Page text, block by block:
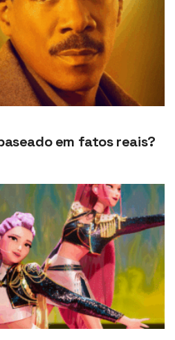
em fatos reais?